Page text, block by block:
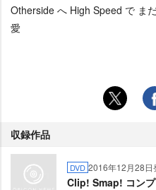
Otherside へ High Speed で ま
愛
収録作品
DVD 2016年12月28日
Clip! Smap! コン